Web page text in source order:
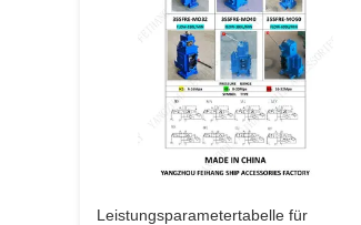
Leistungsparametertabelle für